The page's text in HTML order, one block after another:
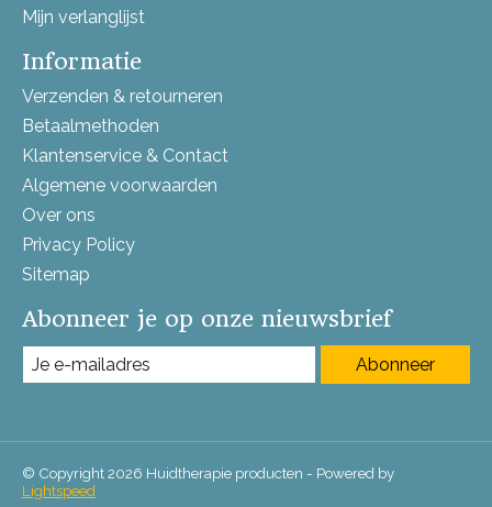
Mijn verlanglijst
Informatie
Verzenden & retourneren
Betaalmethoden
Klantenservice & Contact
Algemene voorwaarden
Over ons
Privacy Policy
Sitemap
Abonneer je op onze nieuwsbrief
Abonneer
© Copyright 2026 Huidtherapie producten - Powered by
Lightspeed